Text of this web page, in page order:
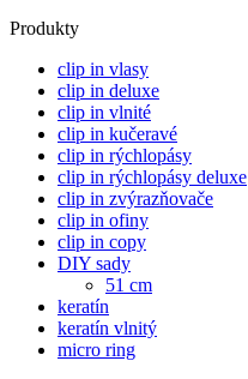
Produkty
clip in vlasy
clip in deluxe
clip in vlnité
clip in kučeravé
clip in rýchlopásy
clip in rýchlopásy deluxe
clip in zvýrazňovače
clip in ofiny
clip in copy
DIY sady
51 cm
keratín
keratín vlnitý
micro ring